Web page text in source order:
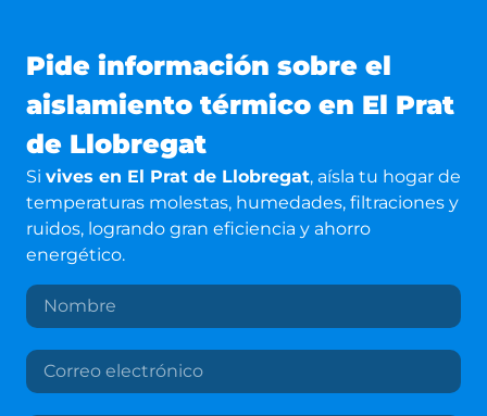
Pide información sobre el
aislamiento térmico en El Prat
de Llobregat
Si vives en El Prat de Llobregat, aísla tu hogar de
temperaturas molestas, humedades, filtraciones y
ruidos, logrando gran eficiencia y ahorro
energético.